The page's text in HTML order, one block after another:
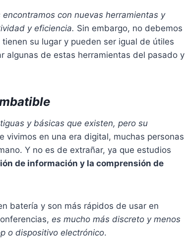
con nuevas herramientas y
y eficiencia. Sin embargo, no debemos
su lugar y pueden ser igual de útiles
algunas de estas herramientas del pasado y
y básicas que existen, pero su
vivimos en una era digital, muchas personas
Y no es de extrañar, ya que estudios
de información y la comprensión de
batería y son más rápidos de usar en
es mucho más discreto y menos
o dispositivo electrónico.